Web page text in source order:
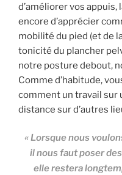
d’améliorer vos appuis,
encore d’apprécier
mobilité du pied (et de
tonicité du plancher
notre posture debout,
Comme d’habitude,
comment un travail sur
distance sur d’autres
« Lorsque nous
il nous faut poser
elle restera